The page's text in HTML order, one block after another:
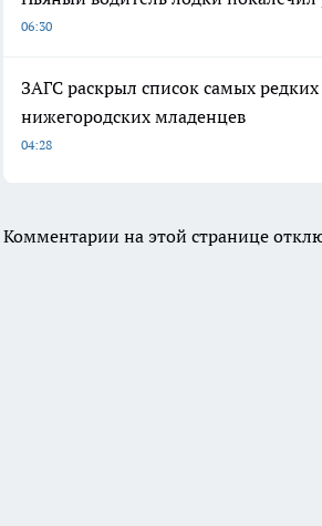
06:30
ЗАГС раскрыл список самых
нижегородских младенцев
04:28
Комментарии на этой странице